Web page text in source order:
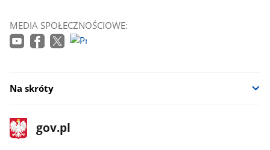
się
w
MEDIA SPOŁECZNOŚCIOWE:
Na skróty
stopka
gov.pl
Strona
gov.pl